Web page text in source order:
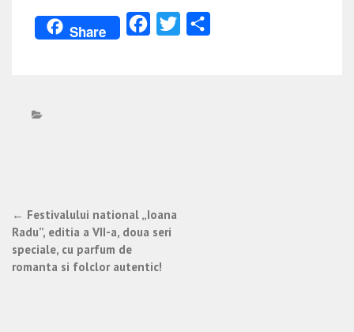
Share FacebookTwitter
Post
navigation
← Festivalului national „Ioana
Radu”, editia a VII-a, doua seri
speciale, cu parfum de
romanta si folclor autentic!